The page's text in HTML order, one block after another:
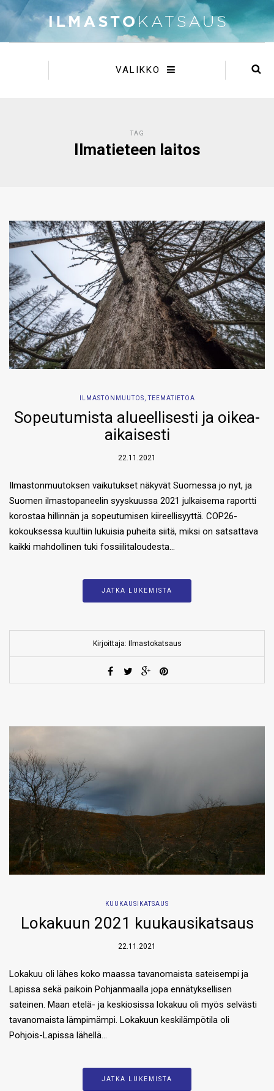
VALIKKO
TAG
Ilmatieteen laitos
ILMASTONMUUTOS,TEEMATIETOA
Sopeutumista alueellisesti ja oikea-
aikaisesti
22.11.2021
Ilmastonmuutoksen vaikutukset näkyvät Suomessa jo nyt, ja
Suomen ilmastopaneelin syyskuussa 2021 julkaisema raportti
korostaa hillinnän ja sopeutumisen kiireellisyyttä. COP26-
kokouksessa kuultiin lukuisia puheita siitä, miksi on satsattava
kaikki mahdollinen tuki fossiilitaloudesta…
JATKA LUKEMISTA
Kirjoittaja: Ilmastokatsaus
KUUKAUSIKATSAUS
Lokakuun 2021 kuukausikatsaus
22.11.2021
Lokakuu oli lähes koko maassa tavanomaista sateisempi ja
Lapissa sekä paikoin Pohjanmaalla jopa ennätyksellisen
sateinen. Maan etelä- ja keskiosissa lokakuu oli myös selvästi
tavanomaista lämpimämpi. Lokakuun keskilämpötila oli
Pohjois-Lapissa lähellä…
JATKA LUKEMISTA